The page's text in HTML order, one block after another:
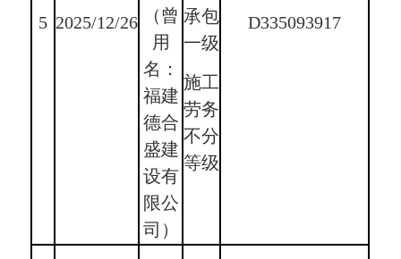
5 2025/12/26
（曾
用
名：
福建
德合
盛建
设有
限公
司）
承包
一级
施工
劳务
不分
等级
D335093917